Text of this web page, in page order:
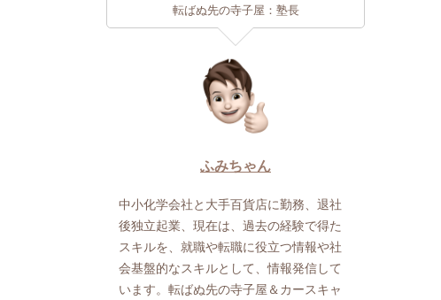
転ばぬ先の寺子屋：塾長
ふみちゃん
中小化学会社と大手百貨店に勤務、退社
後独立起業、現在は、過去の経験で得た
スキルを、就職や転職に役立つ情報や社
会基盤的なスキルとして、情報発信して
います。転ばぬ先の寺子屋＆カースキャ